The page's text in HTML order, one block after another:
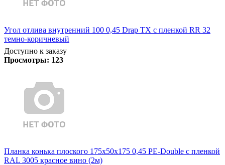
Угол отлива внутренний 100 0,45 Drap TX с пленкой RR 32
темно-коричневый
Доступно к заказу
Просмотры: 123
Планка конька плоского 175х50х175 0,45 PE-Double с пленкой
RAL 3005 красное вино (2м)